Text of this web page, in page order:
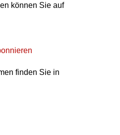
können Sie auf
finden Sie in